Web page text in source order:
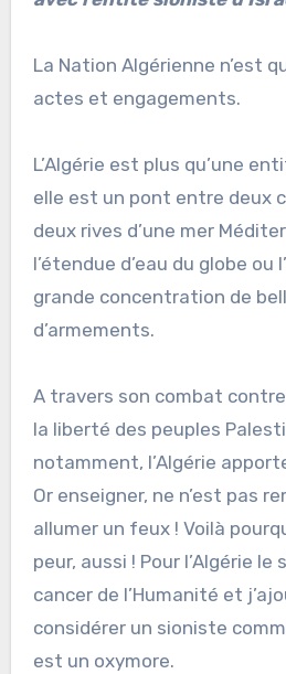
La Nation Algérienne n’est
actes et engagements.
L’Algérie est plus qu’une
elle est un pont entre deux
deux rives d’une mer
l’étendue d’eau du globe ou
grande concentration de
d’armements.
A travers son combat
la liberté des peuples
notamment, l’Algérie
Or enseigner, ne n’est pas
allumer un feux ! Voilà
peur, aussi ! Pour l’Algérie le
cancer de l’Humanité et
considérer un sioniste
est un oxymore.